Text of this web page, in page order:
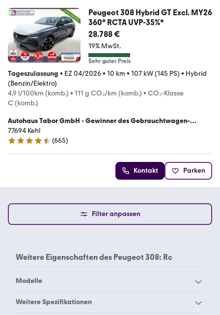
Peugeot 308 Hybrid GT Excl. MY26
360° RCTA UVP-35%*
28.788 €
19% MwSt.
Sehr guter Preis
Tageszulassung • EZ 04/2026• 10 km • 107 kW (145 PS) • Hybrid
(Benzin/Elektro)
4,9 l/100km (komb.) • 111 g CO₂/km (komb.) • CO₂-Klasse
C (komb.)
Autohaus Tabor GmbH - Gewinner des Gebrauchtwagen-
Awards 2023
77694 Kehl
4.5 Sterne
(665)
Kontakt Parken
Filter anpassen
Weitere Eigenschaften des Peugeot 308: Rc
Modelle
Peugeot 1007
Weitere Spezifikationen